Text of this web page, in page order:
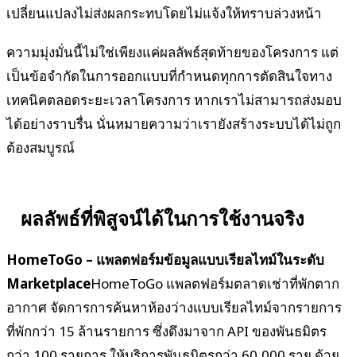
เปลี่ยนแปลงไม่ส่งผลกระทบโดยไม่แจ้งให้ทราบล่วงหน้า
ความมุ่งมั่นนี้ไม่ใช่เพียงแค่ผลลัพธ์สุดท้ายของโครงการ แต่
เป็นข้อจำกัดในการออกแบบที่กำหนดทุกการตัดสินใจทาง
เทคนิคตลอดระยะเวลาโครงการ หากเราไม่สามารถส่งมอบ
ได้อย่างราบรื่น นั่นหมายความว่าเรายังสร้างระบบได้ไม่ถูก
ต้องสมบูรณ์
ผลลัพธ์ที่พิสูจน์ได้ในการใช้งานจริง
HomeToGo – แพลตฟอร์มข้อมูลแบบเรียลไทม์ในระดับ
MarketplaceHomeToGo แพลตฟอร์มตลาดเช่าที่พักตาก
อากาศ จัดการการค้นหาห้องว่างแบบเรียลไทม์จากรายการ
ที่พักกว่า 15 ล้านรายการ ซึ่งดึงมาจาก API ของพันธมิตร